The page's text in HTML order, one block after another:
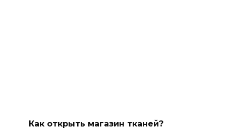
Как открыть магазин тканей?